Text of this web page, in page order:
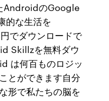
AndroidのGoogle
的な生活を
でダウンロードで
Skillzを無料ダウ
は何百ものロジッ
とができます自分
形で私たちの脳を